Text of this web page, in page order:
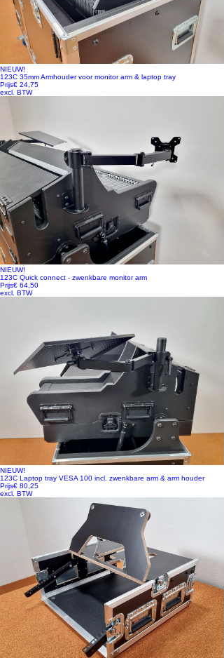
NIEUW!
123C 35mm Armhouder voor monitor arm & laptop tray
Prijs€ 24,75
excl. BTW
NIEUW!
123C Quick connect - zwenkbare monitor arm
Prijs€ 64,50
excl. BTW
NIEUW!
123C Laptop tray VESA 100 incl. zwenkbare arm & arm houder
Prijs€ 80,25
excl. BTW